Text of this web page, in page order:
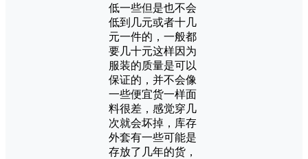
低一些但是也不会
低到几元或者十几
元一件的，一般都
要几十元这样因为
服装的质量是可以
保证的，并不会像
一些便宜货一样面
料很差，感觉穿几
次就会坏掉，库存
外套有一些可能是
存放了几年的货，